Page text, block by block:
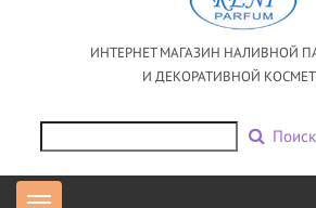
ИНТЕРНЕТ МАГАЗИН НАЛИВНОЙ
И ДЕКОРАТИВНОЙ
Поиск